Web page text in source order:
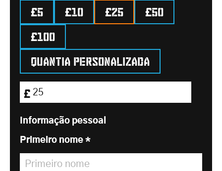
£
Montante da Doação:
£5 £10 £25
£50
£100
Quantia personalizada
Informação pessoal
Primeiro nome *